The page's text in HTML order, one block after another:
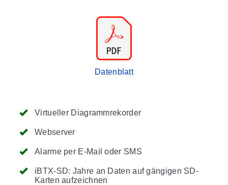
Virtueller Diagrammrekorder
Webserver
Alarme per E-Mail oder SMS
iBTX-SD: Jahre an Daten auf gängigen SD-
Karten aufzeichnen
Datenblatt